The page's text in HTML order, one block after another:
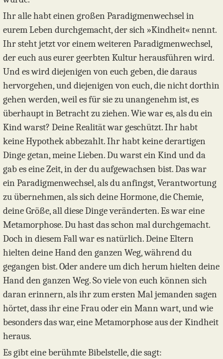
Ihr alle habt einen großen Paradigmenwechsel in
eurem Leben durchgemacht, der sich »Kindheit« nennt.
Ihr steht jetzt vor einem weiteren Paradigmenwechsel,
der euch aus eurer geerbten Kultur herausführen wird.
Und es wird diejenigen von euch geben, die daraus
hervorgehen, und diejenigen von euch, die nicht dorthin
gehen werden, weil es für sie zu unangenehm ist, es
überhaupt in Betracht zu ziehen. Wie war es, als du ein
Kind warst? Deine Realität war geschützt. Ihr habt
keine Hypothek abbezahlt. Ihr habt keine derartigen
Dinge getan, meine Lieben. Du warst ein Kind und da
gab es eine Zeit, in der du aufgewachsen bist. Das war
ein Paradigmenwechsel, als du anfingst, Verantwortung
zu übernehmen, als sich deine Hormone, die Chemie,
deine Größe, all diese Dinge veränderten. Es war eine
Metamorphose. Du hast das schon mal durchgemacht.
Doch in diesem Fall war es natürlich. Deine Eltern
hielten deine Hand den ganzen Weg, während du
gegangen bist. Oder andere um dich herum hielten deine
Hand den ganzen Weg. So viele von euch können sich
daran erinnern, als ihr zum ersten Mal jemanden sagen
hörtet, dass ihr eine Frau oder ein Mann wart, und wie
besonders das war, eine Metamorphose aus der Kindheit
heraus.
Es gibt eine berühmte Bibelstelle, die sagt: